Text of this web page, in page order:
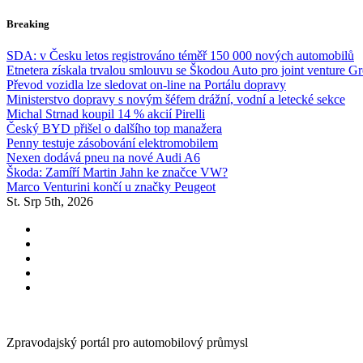
Skip
content
Breaking
SDA: v Česku letos registrováno téměř 150 000 nových automobilů
Etnetera získala trvalou smlouvu se Škodou Auto pro joint venture
Převod vozidla lze sledovat on-line na Portálu dopravy
Ministerstvo dopravy s novým šéfem drážní, vodní a letecké sekce
Michal Strnad koupil 14 % akcií Pirelli
Český BYD přišel o dalšího top manažera
Penny testuje zásobování elektromobilem
Nexen dodává pneu na nové Audi A6
Škoda: Zamíří Martin Jahn ke značce VW?
Marco Venturini končí u značky Peugeot
St. Srp 5th, 2026
Zpravodajský portál pro automobilový průmysl